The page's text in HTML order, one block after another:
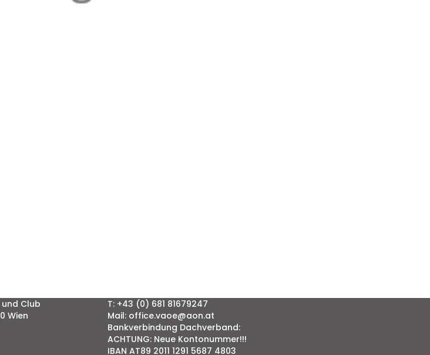
Club
Wien
T: +43 (0) 681 81679247
Mail: office.vaoe@aon.at
Bankverbindung Dachverband:
ACHTUNG: Neue Kontonummer!!!
IBAN AT89 2011 1291 5687 4803